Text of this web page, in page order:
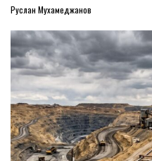
Руслан Мухамеджанов